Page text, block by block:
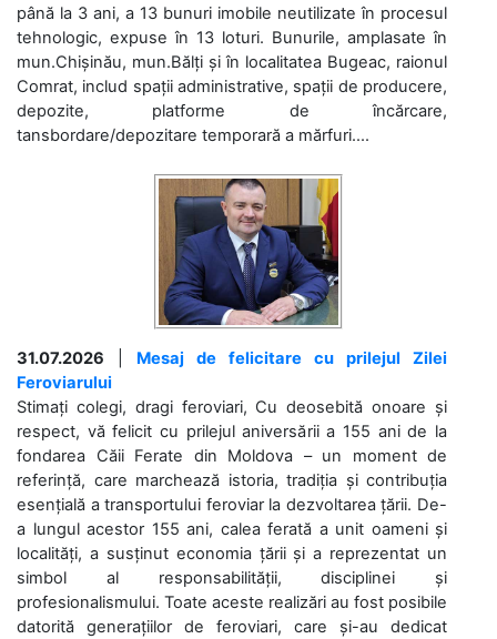
până la 3 ani, a 13 bunuri imobile neutilizate în procesul
tehnologic, expuse în 13 loturi. Bunurile, amplasate în
mun.Chișinău, mun.Bălți și în localitatea Bugeac, raionul
Comrat, includ spații administrative, spații de producere,
depozite, platforme de încărcare,
tansbordare/depozitare temporară a mărfuri....
31.07.2026
Mesaj de felicitare cu prilejul Zilei
Feroviarului
Stimați colegi, dragi feroviari, Cu deosebită onoare și
respect, vă felicit cu prilejul aniversării a 155 ani de la
fondarea Căii Ferate din Moldova – un moment de
referință, care marchează istoria, tradiția și contribuția
esențială a transportului feroviar la dezvoltarea țării. De-
a lungul acestor 155 ani, calea ferată a unit oameni și
localități, a susținut economia țării și a reprezentat un
simbol al responsabilității, disciplinei și
profesionalismului. Toate aceste realizări au fost posibile
datorită generațiilor de feroviari, care și-au dedicat